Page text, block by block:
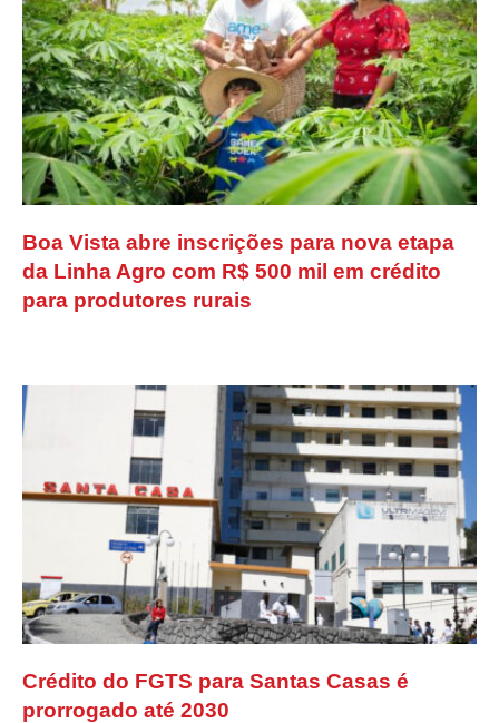
Boa Vista abre inscrições para nova etapa
da Linha Agro com R$ 500 mil em crédito
para produtores rurais
Crédito do FGTS para Santas Casas é
prorrogado até 2030